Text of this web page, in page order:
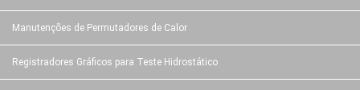
Manutenções de Permutadores de Calor
Registradores Gráficos para Teste Hidrostático